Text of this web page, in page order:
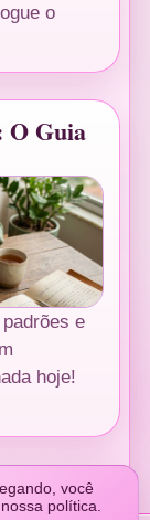
o
O Guia
e
hoje!
você
política.